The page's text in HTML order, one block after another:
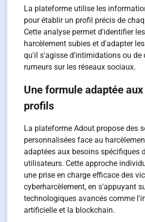
La plateforme utilise les
pour établir un profil précis de
Cette analyse permet d'identifier
harcèlement subies et d'adapter
qu'il s'agisse d'intimidations ou de
rumeurs sur les réseaux sociaux.
Une formule adaptée
profils
La plateforme Adout propose des
personnalisées face au
adaptées aux besoins spécifiques
utilisateurs. Cette approche
une prise en charge efficace des
cyberharcèlement, en s'appuyant
technologiques avancés comme
artificielle et la blockchain.